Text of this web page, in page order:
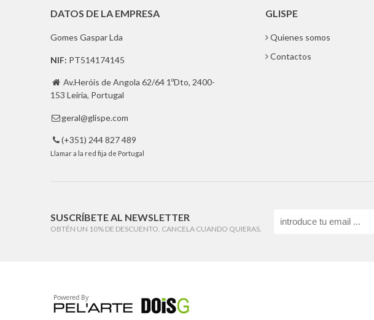
DATOS DE LA EMPRESA
Gomes Gaspar Lda
NIF: PT514174145
 Av.Heróis de Angola 62/64 1ºDto, 2400-
153 Leiria, Portugal
 geral@glispe.com
 (+351) 244 827 489
Llamar a la red fija de Portugal
GLISPE
Quienes somos
Contactos
SUSCRÍBETE AL NEWSLETTER
OBTÉN UN 10% DE DESCUENTO. CANCELA CUANDO QUIERAS.